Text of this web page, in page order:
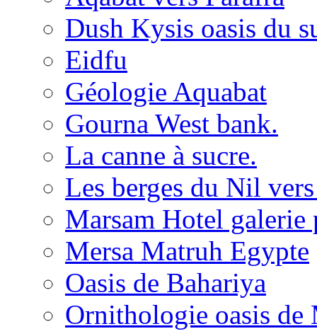
Dush Kysis oasis du
Eidfu
Géologie Aquabat
Gourna West bank.
La canne à sucre.
Les berges du Nil
Marsam Hotel galerie
Mersa Matruh Egypte
Oasis de Bahariya
Ornithologie oasis de